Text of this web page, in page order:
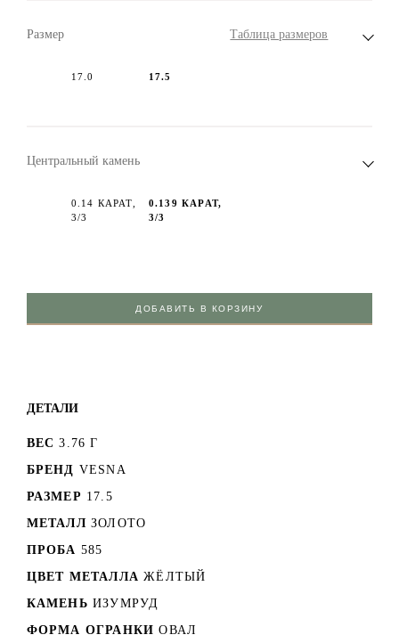
Размер Таблица размеров
17.0 17.5
Центральный камень
0.14 КАРАТ,
3/3
0.139 КАРАТ,
3/3
ДОБАВИТЬ В КОРЗИНУ
ДЕТАЛИ
ВЕС 3.76 Г
БРЕНД VESNA
РАЗМЕР 17.5
МЕТАЛЛ ЗОЛОТО
ПРОБА 585
ЦВЕТ МЕТАЛЛА ЖЁЛТЫЙ
КАМЕНЬ ИЗУМРУД
ФОРМА ОГРАНКИ ОВАЛ